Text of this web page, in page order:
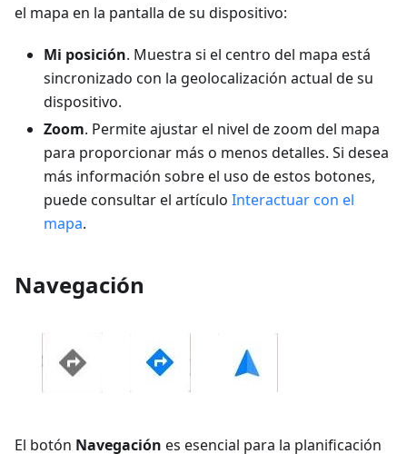
el mapa en la pantalla de su dispositivo:
Mi posición. Muestra si el centro del mapa está
sincronizado con la geolocalización actual de su
dispositivo.
Zoom. Permite ajustar el nivel de zoom del mapa
para proporcionar más o menos detalles. Si desea
más información sobre el uso de estos botones,
puede consultar el artículo Interactuar con el
mapa.
Navegación
El botón Navegación es esencial para la planificación